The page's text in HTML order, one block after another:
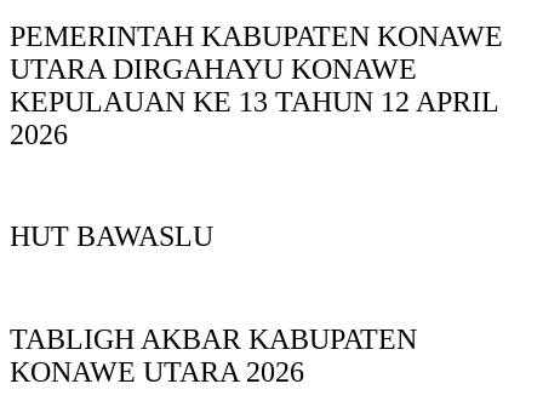
PEMERINTAH KABUPATEN KONAWE
UTARA DIRGAHAYU KONAWE
KEPULAUAN KE 13 TAHUN 12 APRIL
2026
HUT BAWASLU
TABLIGH AKBAR KABUPATEN
KONAWE UTARA 2026